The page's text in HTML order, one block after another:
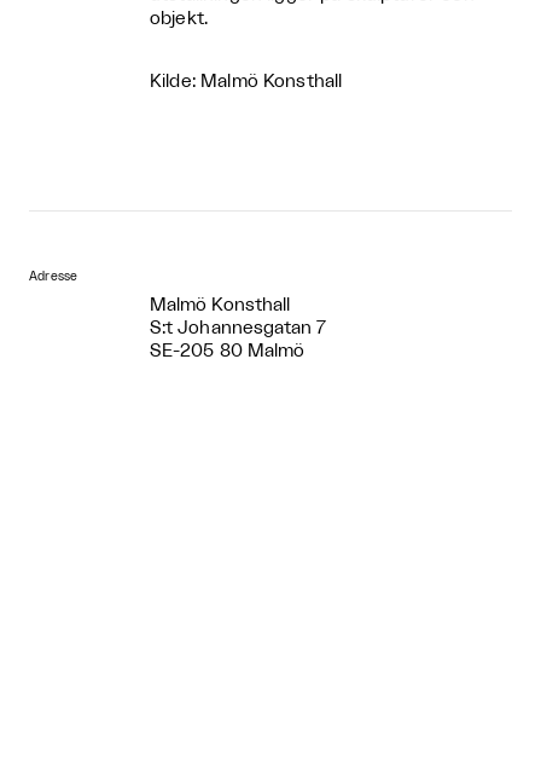
objekt.
Kilde: Malmö Konsthall
Adresse
Malmö Konsthall
S:t Johannesgatan 7
SE-205 80 Malmö